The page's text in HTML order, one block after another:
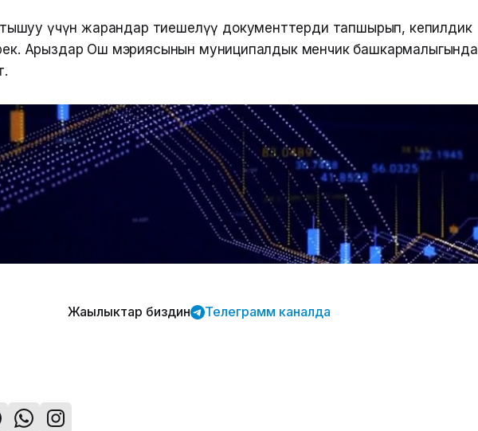
үчүн жарандар тиешелүү документтерди тапшырып, кепилдик
керек. Арыздар Ош мэриясынын муниципалдык менчик башкармалыгында
Жаңылыктар биздин Телеграмм каналда